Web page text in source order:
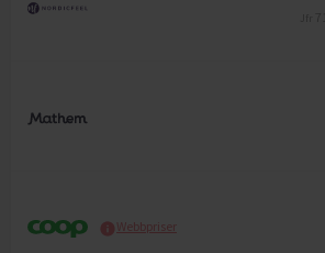
Webbpriser